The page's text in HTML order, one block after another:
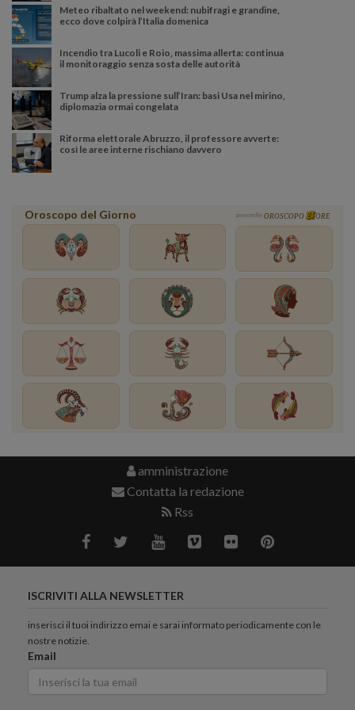
Meteo ribaltato nel weekend: nubifragi e grandine,
ecco dove colpirà l’Italia domenica
Incendio tra Lucoli e Roio, massima allerta: continua
il monitoraggio senza sosta delle autorità
Trump alza la pressione sull’Iran: basi Usa nel mirino,
diplomazia ormai congelata
Riforma elettorale Abruzzo, il professore avverte:
così le aree interne rischiano davvero
Oroscopo del Giorno powered by OROSCOPO ORE
amministrazione
Contatta la redazione
Rss
ISCRIVITI ALLA NEWSLETTER
inserisci il tuoi indirizzo emai e sarai informato periodicamente con le
nostre notizie.
Email